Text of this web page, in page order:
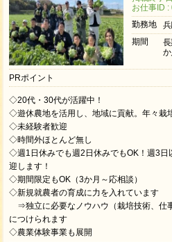
お仕事ID :
勤務地
期間
か
PRポイント
◇20代・30代が活躍中！
◇遊休農地を活用し、地域に貢献。年々栽
◇未経験者歓迎
◇時間外ほとんど無し
◇週1日休みでも週2日休みでもOK！週3日
迎します！
◇期間限定もOK（3か月～応相談）
◇新規就農者の育成に力を入れています
⇒独立に必要なノウハウ（栽培技術、仕
につけられます
◇農業体験事業も展開